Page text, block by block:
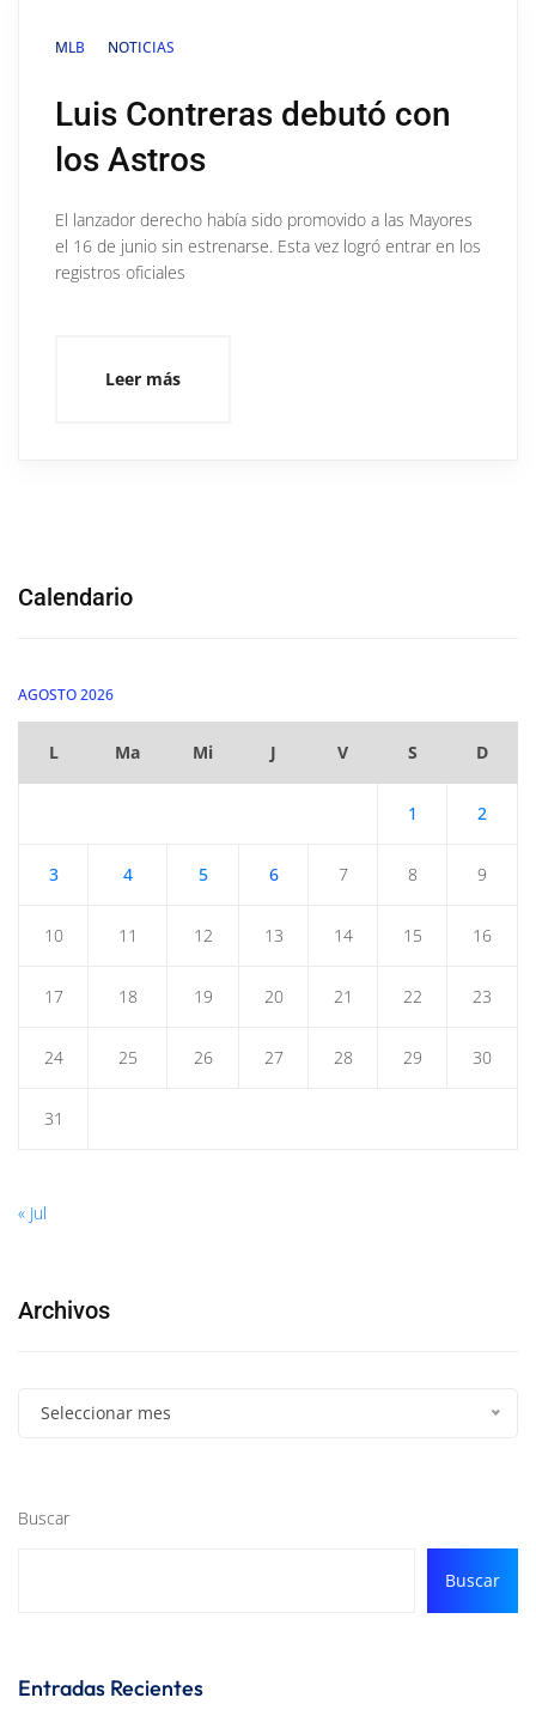
MLB NOTICIAS
Luis Contreras debutó con
los Astros
El lanzador derecho había sido promovido a las Mayores
el 16 de junio sin estrenarse. Esta vez logró entrar en los
registros oficiales
Leer más
Calendario
AGOSTO 2026
L Ma Mi J V S D
1 2
3 4 5 6 7 8 9
10 11 12 13 14 15 16
17 18 19 20 21 22 23
24 25 26 27 28 29 30
31
« Jul
Archivos
Seleccionar mes
Buscar
Buscar
Entradas Recientes